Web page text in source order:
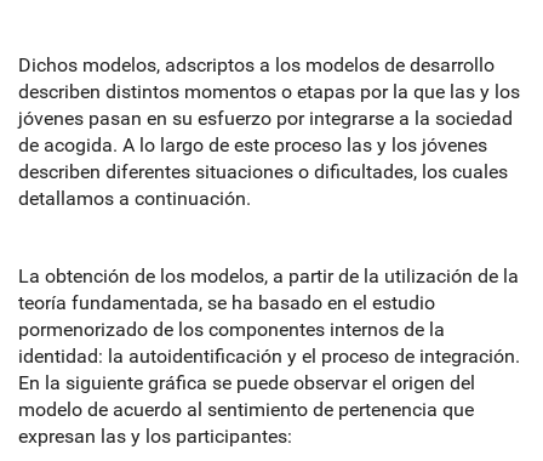
Dichos modelos, adscriptos a los modelos de desarrollo
describen distintos momentos o etapas por la que las y los
jóvenes pasan en su esfuerzo por integrarse a la sociedad
de acogida. A lo largo de este proceso las y los jóvenes
describen diferentes situaciones o dificultades, los cuales
detallamos a continuación.
La obtención de los modelos, a partir de la utilización de la
teoría fundamentada, se ha basado en el estudio
pormenorizado de los componentes internos de la
identidad: la autoidentificación y el proceso de integración.
En la siguiente gráfica se puede observar el origen del
modelo de acuerdo al sentimiento de pertenencia que
expresan las y los participantes: